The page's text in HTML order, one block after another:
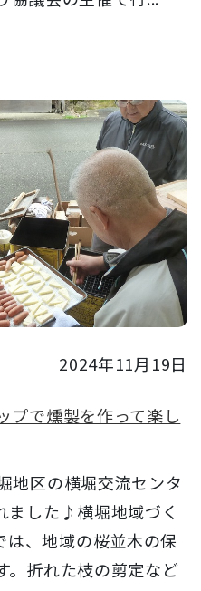
2024年11月19日
プで燻製を作って楽し
地区の横堀交流センタ
ました♪横堀地域づく
は、地域の桜並木の保
。折れた枝の剪定など